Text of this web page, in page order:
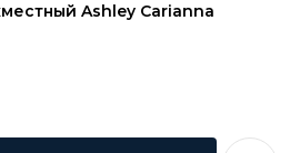
Ashley Carianna